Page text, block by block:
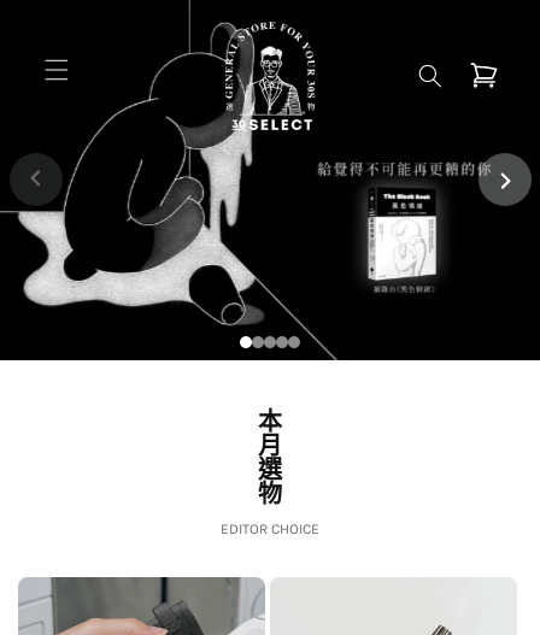
物
本
月
選
物
EDITOR CHOICE